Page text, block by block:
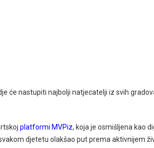
će nastupiti najbolji natjecatelji iz svih
platformi MVPiz, koja je osmišljena kao
djetetu olakšao put prema aktivnijem